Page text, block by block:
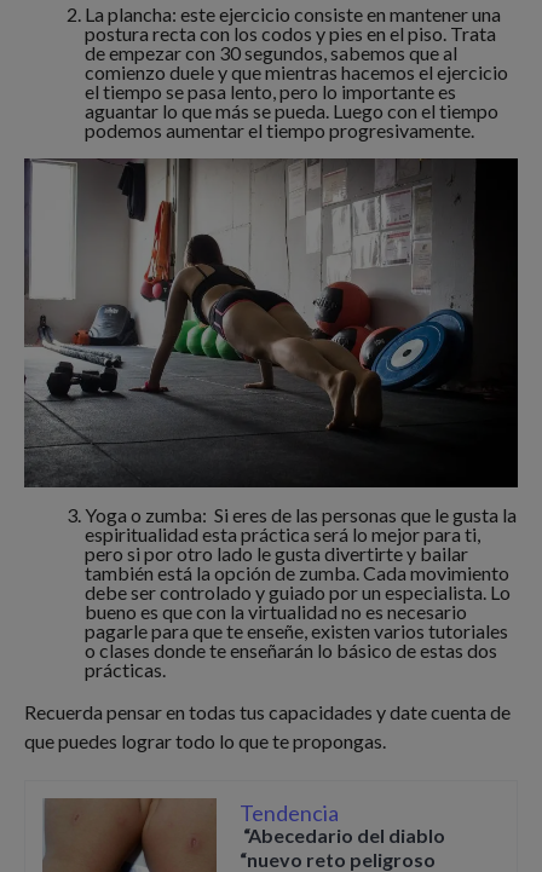
La plancha: este ejercicio consiste en mantener una
postura recta con los codos y pies en el piso. Trata
de empezar con 30 segundos, sabemos que al
comienzo duele y que mientras hacemos el ejercicio
el tiempo se pasa lento, pero lo importante es
aguantar lo que más se pueda. Luego con el tiempo
podemos aumentar el tiempo progresivamente.
Yoga o zumba: Si eres de las personas que le gusta la
espiritualidad esta práctica será lo mejor para ti,
pero si por otro lado le gusta divertirte y bailar
también está la opción de zumba. Cada movimiento
debe ser controlado y guiado por un especialista. Lo
bueno es que con la virtualidad no es necesario
pagarle para que te enseñe, existen varios tutoriales
o clases donde te enseñarán lo básico de estas dos
prácticas.
Recuerda pensar en todas tus capacidades y date cuenta de
que puedes lograr todo lo que te propongas.
Tendencia
“Abecedario del diablo
“nuevo reto peligroso